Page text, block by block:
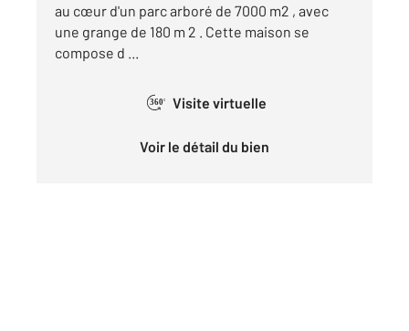
au cœur d'un parc arboré de 7000 m2 , avec
une grange de 180 m 2 . Cette maison se
compose d ...
360° Visite virtuelle
Voir le détail du bien